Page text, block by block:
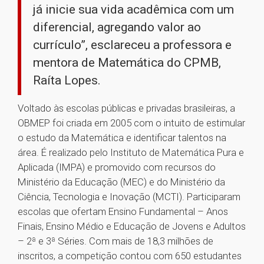
já inicie sua vida acadêmica com um
diferencial, agregando valor ao
currículo”, esclareceu a professora e
mentora de Matemática do CPMB,
Raíta Lopes.
Voltado às escolas públicas e privadas brasileiras, a
OBMEP foi criada em 2005 com o intuito de estimular
o estudo da Matemática e identificar talentos na
área. É realizado pelo Instituto de Matemática Pura e
Aplicada (IMPA) e promovido com recursos do
Ministério da Educação (MEC) e do Ministério da
Ciência, Tecnologia e Inovação (MCTI). Participaram
escolas que ofertam Ensino Fundamental – Anos
Finais, Ensino Médio e Educação de Jovens e Adultos
– 2ª e 3ª Séries. Com mais de 18,3 milhões de
inscritos, a competição contou com 650 estudantes